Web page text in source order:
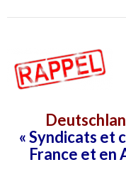
« Syndicats et
France et en